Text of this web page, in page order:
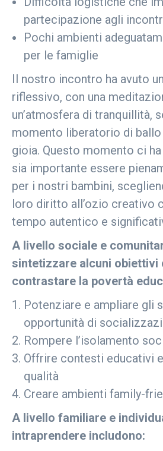
partecipazione agli
Pochi ambienti
per le famiglie
Il nostro incontro ha avuto
riflessivo, con una
un’atmosfera di tranquillità,
momento liberatorio di
gioia. Questo momento ci
sia importante essere
per i nostri bambini,
loro diritto all’ozio creativo
tempo autentico e
A livello sociale e
sintetizzare alcuni obiettivi
contrastare la povertà
Potenziare e ampliare gli
opportunità di
Rompere l’isolamento
Offrire contesti educativi
qualità
Creare ambienti family-
A livello familiare e
intraprendere includono: